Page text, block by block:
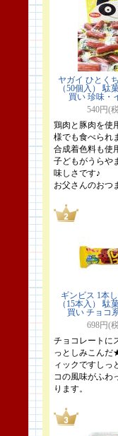
ヤガイ ひとく
（50個入） 駄
買い 珍味・
540円(
鶏肉と豚肉を使
様でも食べられ
合成着色料も使
子どもがうらや
味しさです♪
お父さんのおつ
ギンビス 1本
（15本入） 駄
買い チョコ
698円(
チョコレートに
っとしみこんだ
ィックですしっ
コの風味がふわ
ります。